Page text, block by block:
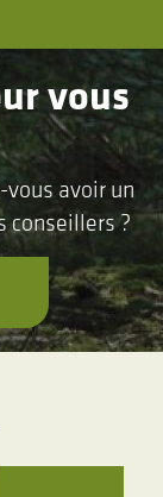
vous
avoir un
conseillers ?